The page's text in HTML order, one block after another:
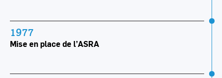
1977
Mise en place de l’ASRA